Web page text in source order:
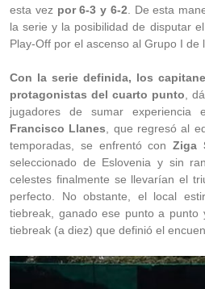
esta vez por 6-3 y 6-2 . De esta
la serie y la posibilidad de disputar
Play-Off por el ascenso al Grupo I de
Con la serie definida, los
protagonistas del cuarto punto ,
jugadores de sumar experiencia
Francisco Llanes , que regresó al
temporadas, se enfrentó conZiga
seleccionado de Eslovenia y sin
celestes finalmente se llevarían el
perfecto. No obstante, el local
tiebreak, ganado ese punto a punto
tiebreak (a diez) que definió el